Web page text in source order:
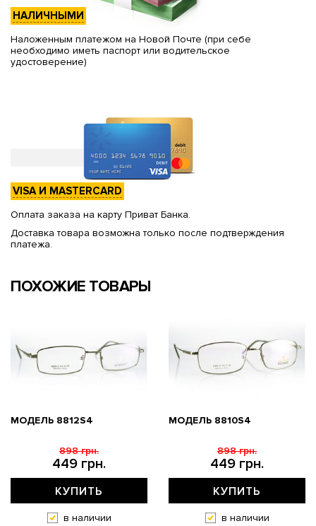
НАЛИЧНЫМИ
Наложенным платежом на Новой Почте (при себе
необходимо иметь паспорт или водительское
удостоверение)
VISA И MASTERCARD
Оплата заказа на карту Приват Банка.
Доставка товара возможна только после подтверждения
платежа.
ПОХОЖИЕ ТОВАРЫ
МОДЕЛЬ 8812S4
449 грн.
898 грн.
КУПИТЬ
в наличии
МОДЕЛЬ 8810S4
449 грн.
898 грн.
КУПИТЬ
в наличии